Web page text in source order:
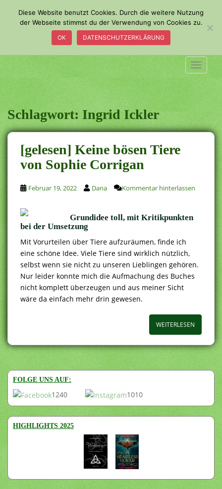
a
i
n
c
o
n
t
e
n
t
Schlagwort:Ingrid Ickler
[gelesen] Keine bösen Tiere
von Sophie Corrigan
Februar 19, 2022 Dana Kommentar hinterlassen
Grundidee toll, mit Kritikpunkten
bei der Umsetzung
Mit Vorurteilen über Tiere aufzuräumen, finde ich
eine schöne Idee. Viele Tiere sind wirklich nützlich,
selbst wenn sie nicht zu unseren Lieblingen gehören.
Nur leider konnte mich die Aufmachung des Buches
nicht komplett überzeugen und aus meiner Sicht
wäre da einfach mehr drin gewesen.
WEITERLESEN
FOLGE UNS AUF:
1240 1010
HIGHLIGHTS 2025
Diese Website benutzt Cookies. Durch die weitere Nutzung
der Webseite stimmst du der Verwendung von Cookies zu.
OK DATENSCHUTZERKLÄRUNG